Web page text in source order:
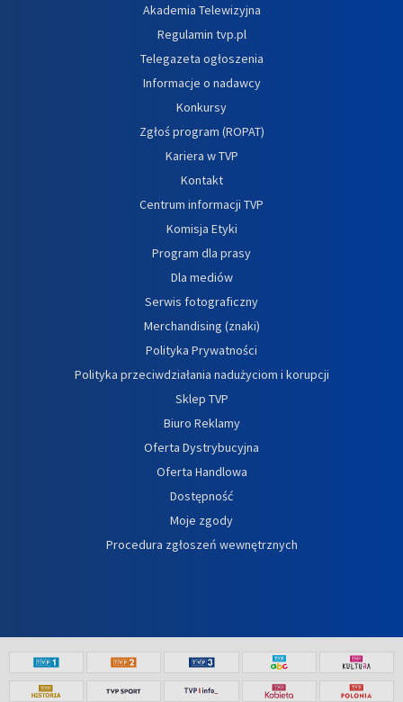
Akademia Telewizyjna
Regulamin tvp.pl
Telegazeta ogłoszenia
Informacje o nadawcy
Konkursy
Zgłoś program (ROPAT)
Kariera w TVP
Kontakt
Centrum informacji TVP
Komisja Etyki
Program dla prasy
Dla mediów
Serwis fotograficzny
Merchandising (znaki)
Polityka Prywatności
Polityka przeciwdziałania nadużyciom i korupcji
Sklep TVP
Biuro Reklamy
Oferta Dystrybucyjna
Oferta Handlowa
Dostępność
Moje zgody
Procedura zgłoszeń wewnętrznych